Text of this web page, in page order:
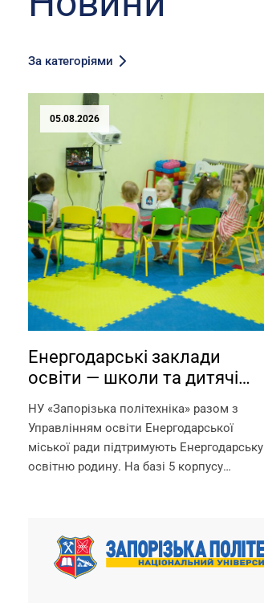
За категоріями
05.08.2026
Енергодарські заклади
освіти — школи та дитячі
Запорізької політехніки!
НУ «Запорізька політехніка» разом з
Управлінням освіти Енергодарської
міської ради підтримують Енергодарську
освітню родину. На базі 5 корпусу
гарантуємо? –...